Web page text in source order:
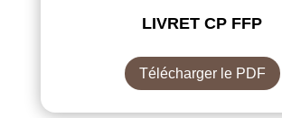
LIVRET CP FFP
Télécharger le PDF